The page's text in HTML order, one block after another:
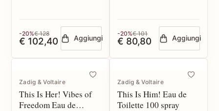
-20%€ 128
€ 102,40 Aggiungi
-20%€ 101
€ 80,80 Aggiungi
Zadig & Voltaire
This Is Her! Vibes of
Freedom Eau de
Zadig & Voltaire
This Is Him! Eau de
Toilette 100 spray